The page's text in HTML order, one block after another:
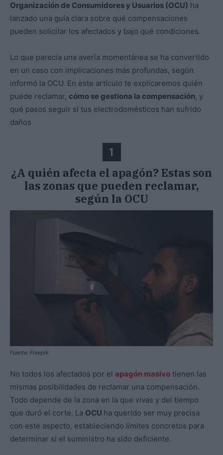
Organización de Consumidores y Usuarios (OCU) ha
lanzado una guía clara sobre qué compensaciones
pueden solicitar los afectados y bajo qué condiciones.
Lo que parecía una avería momentánea se ha convertido
en un caso con implicaciones más profundas, según
informó la OCU. En este artículo te explicaremos quién
puede reclamar, cómo se gestiona la compensación, y
qué pasos seguir si tus electrodomésticos han sufrido
daños
1
¿A quién afecta el apagón? Estas son
las zonas que pueden reclamar,
según la OCU
Fuente: Freepik
No todos los afectados por el apagón masivo tienen las
mismas posibilidades de reclamar una compensación.
Todo depende de la zona en la que vivas y del tiempo
que duró el corte. La OCU ha querido ser muy precisa
con este aspecto, estableciendo límites concretos para
determinar si el suministro ha sido deficiente.